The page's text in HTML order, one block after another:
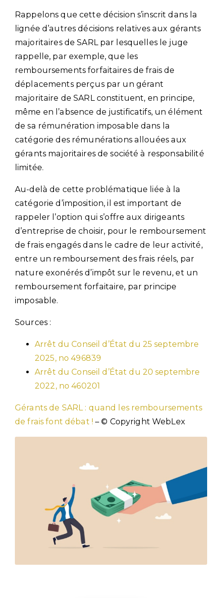
Rappelons que cette décision s’inscrit dans la
lignée d’autres décisions relatives aux gérants
majoritaires de SARL par lesquelles le juge
rappelle, par exemple, que les
remboursements forfaitaires de frais de
déplacements perçus par un gérant
majoritaire de SARL constituent, en principe,
même en l’absence de justificatifs, un élément
de sa rémunération imposable dans la
catégorie des rémunérations allouées aux
gérants majoritaires de société à responsabilité
limitée.
Au-delà de cette problématique liée à la
catégorie d’imposition, il est important de
rappeler l’option qui s’offre aux dirigeants
d’entreprise de choisir, pour le remboursement
de frais engagés dans le cadre de leur activité,
entre un remboursement des frais réels, par
nature exonérés d’impôt sur le revenu, et un
remboursement forfaitaire, par principe
imposable.
Sources :
Arrêt du Conseil d’État du 25 septembre
2025, no 496839
Arrêt du Conseil d’État du 20 septembre
2022, no 460201
Gérants de SARL : quand les remboursements
de frais font débat ! – © Copyright WebLex